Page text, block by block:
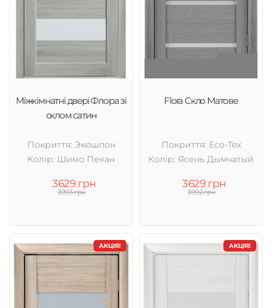
Міжкімнатні двері Флора зі
склом сатин
Покриття: Экошпон
Колір: Шимо Пекан
3629 грн
3993 грн
Flora Скло Матове
Покриття: Eco-Tex
Колір: Ясень Дымчатый
3629 грн
3992 грн
АКЦІЯ! АКЦІЯ!